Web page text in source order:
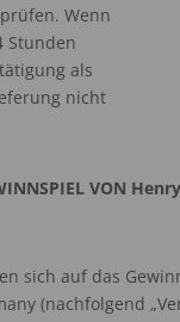
Wenn
Stunden
als
nicht
VON
sich auf das
(nachfolgend